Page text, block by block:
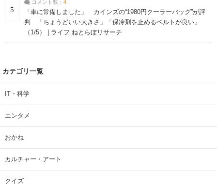
5
コメント数： 4
「車に常備しました」 カインズの“1980円クーラーバッグ”が評
判 「ちょうどいい大きさ」「保冷剤を止めるベルトが良い」
（1/5） | ライフ ねとらぼリサーチ
カテゴリ一覧
IT・科学
エンタメ
おかね
カルチャー・アート
クイズ